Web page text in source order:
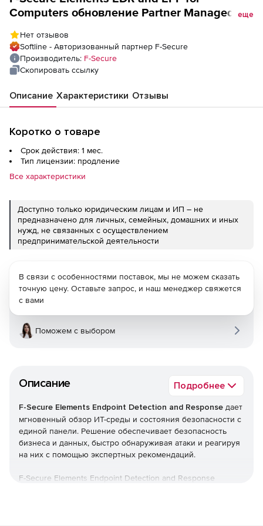
Computers обновление Partner Managed
еще
Нет отзывов
Softline - Авторизованный партнер F-Secure
Производитель: F-Secure
Скопировать ссылку
Описание Характеристики Отзывы
Коротко о товаре
Срок действия: 1 мес.
Тип лицензии: продление
Все характеристики
Доступно только юридическим лицам и ИП – не
предназначено для личных, семейных, домашних и иных
нужд, не связанных с осуществлением
предпринимательской деятельности
Описание Подробнее
F-Secure Elements Endpoint Detection and Response дает
мгновенный обзор ИТ-среды и состояния безопасности с
единой панели. Решение обеспечивает безопасность
бизнеса и данных, быстро обнаруживая атаки и реагируя
на них с помощью экспертных рекомендаций.
F-Secure Elements Endpoint Detection and Response
В связи с особенностями поставок, мы не можем сказать
точную цену. Оставьте запрос, и наш менеджер свяжется
с вами
Поможем с выбором